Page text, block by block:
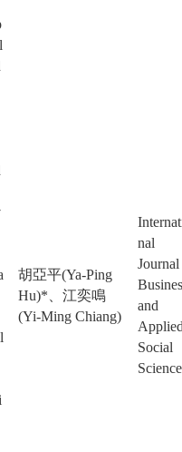
胡亞平(Ya-Ping
Hu)*、江奕鳴
(Yi-Ming Chiang)
nal
and
Social
Science